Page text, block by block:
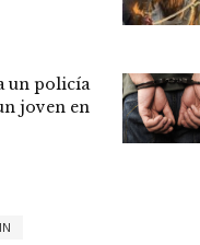
un policía
joven en